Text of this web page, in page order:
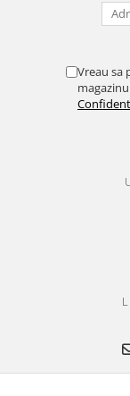
Vreau sa